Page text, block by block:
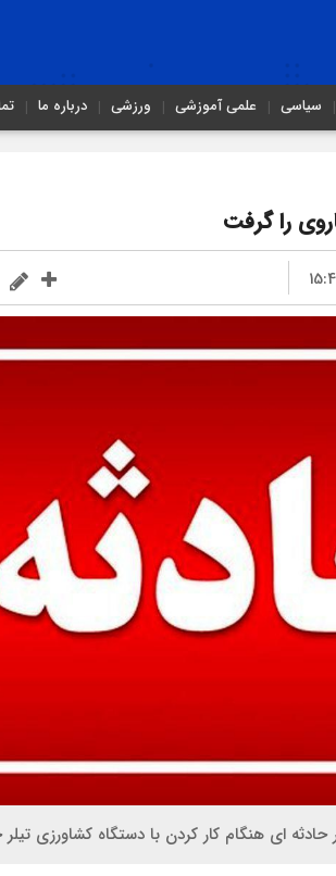
سیاسی علمی آموزشی ورزشی درباره ما
را گرفت
اي هنگام كار كردن با دستگاه كشاورزي